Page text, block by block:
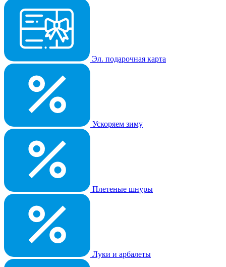
Эл. подарочная карта
Ускоряем зиму
Плетеные шнуры
Луки и арбалеты